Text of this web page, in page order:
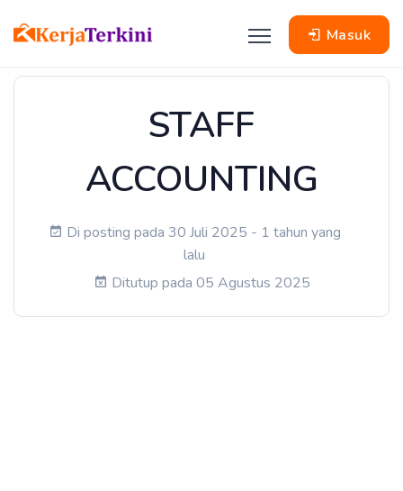
Masuk
STAFF
ACCOUNTING
Di posting pada 30 Juli 2025 - 1 tahun yang
lalu
Ditutup pada 05 Agustus 2025